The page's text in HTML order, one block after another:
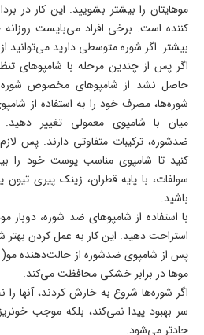
موهایتان را بیشتر بشویید. این کار در
کننده است. برخی افراد می‌بایست روزانه
بیشتر. اگر شوره متوسطی دارید می‌توانید
اگر پس از چندین مرحله با شامپوهای
حاصل نشد از شامپوهای مخصوص
شوره‌ها، مصرف خود را به استفاده از
میان با شامپوی معمولی تغییر
ضدشوره، ترکیبات متفاوتی دارند. پس
کنید تا شامپوی مناسب پوست خود را
سولفات، با پایه قطران، زینک پیری تیون
باشید.
استراحت دهید. این کار به عمل کردن
پس از شامپوی ضدشوره از حالت‌دهنده مو(
موها در برابر خشکی محافظت می‌کند.
اگر شوره‌ها شروع به خارش کردند، آنها را
سر بهبود پیدا نمی‌کند، بلکه موجب
حادتر می‌شود.